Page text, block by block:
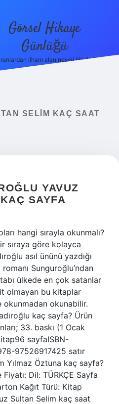
Görsel Hikaye
Günlüğü
ilham alan neşeli bilgiler!
SELIM KAÇ SAAT
YAVUZ
SAYFA
hangi sırayla okunmalı?
sıraya göre kolayca
asıl ününü yazdığı
Sunguroğlu’ndan
ülkede en çok satanlar
olmayan bu kitaplar
okunmadan okunabilir.
kaç sayfa? Ürün
33. baskı (1 Ocak
sayfaISBN-
97526917425 satır
Yılmaz Öztuna kaç sayfa?
Dil: TÜRKÇE Sayfa
Kağıt Türü: Kitap
Sultan Selim kaç saat